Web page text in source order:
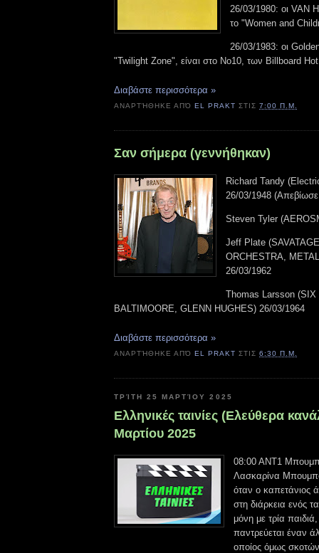
26/03/1980: οι VAN
το "Women and
26/03/1983: οι
"Twilight Zone", είναι στο Νο10, των Billboard
Διαβάστε περισσότερα »
ΑΝΑΡΤΉΘΗΚΕ ΑΠΌEL PRAKT ΣΤΙΣ7:00 Π.Μ.
Σαν σήμερα (γεννήθηκαν)
Richard Tandy
26/03/1948
Steven Tyler
Jeff Plate
ORCHESTRA,
26/03/1962
Thomas Larsson
BALTIMOORE, GLENN HUGHES) 26/03/1964
Διαβάστε περισσότερα »
ΑΝΑΡΤΉΘΗΚΕ ΑΠΌEL PRAKT ΣΤΙΣ6:30 Π.Μ.
ΤΡΊΤΗ 25 ΜΑΡΤΊΟΥ 2025
Ελληνικές ταινίες (Ελεύθερα
Μαρτίου 2025
08:00 ΑΝΤ1
Λασκαρίνα
όταν ο καπετάνιος
στη διάρκεια ενός
μόνη με τρία
παντρεύεται έναν
οποίος όμως